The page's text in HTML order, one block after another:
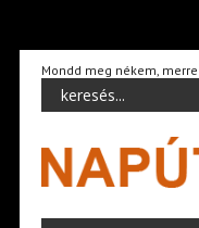
Mondd meg nékem,